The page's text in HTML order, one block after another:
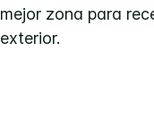
mejor zona para
exterior.